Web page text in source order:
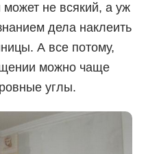
может не всякий, а уж
дела наклеить
А все потому,
можно чаще
углы.